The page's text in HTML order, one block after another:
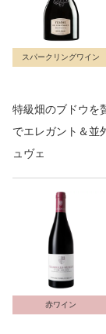
スパークリングワイン
特級畑のブドウを
でエレガント＆並
ュヴェ
赤ワイン